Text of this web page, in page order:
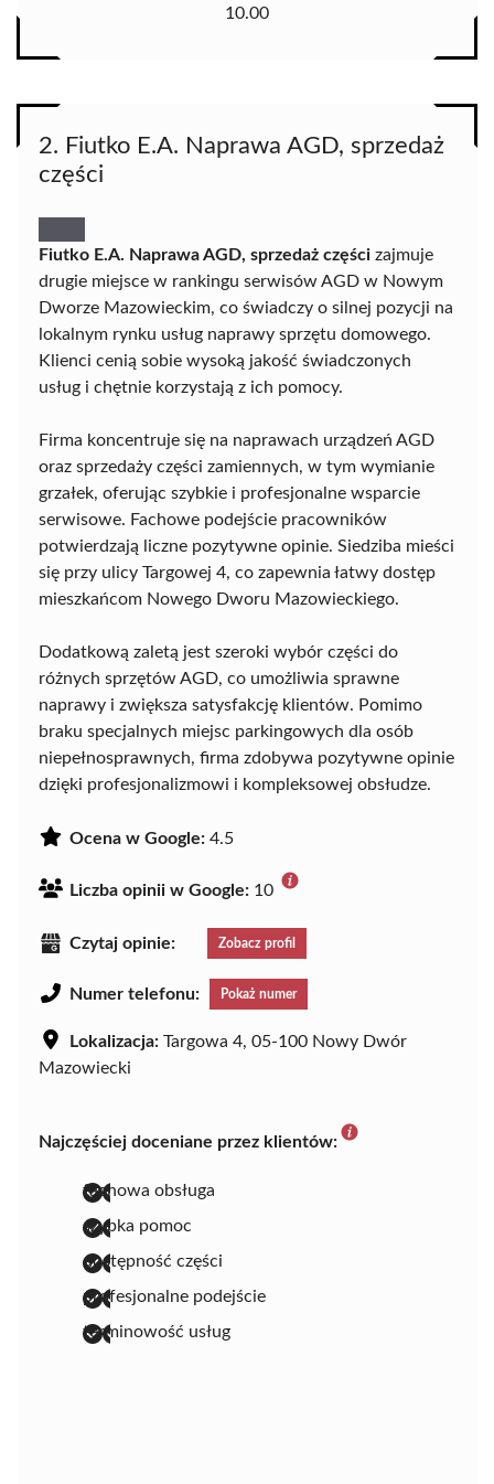
10.00
2. Fiutko E.A. Naprawa AGD, sprzedaż
części
Fiutko E.A. Naprawa AGD, sprzedaż części zajmuje
drugie miejsce w rankingu serwisów AGD w Nowym
Dworze Mazowieckim, co świadczy o silnej pozycji na
lokalnym rynku usług naprawy sprzętu domowego.
Klienci cenią sobie wysoką jakość świadczonych
usług i chętnie korzystają z ich pomocy.
Firma koncentruje się na naprawach urządzeń AGD
oraz sprzedaży części zamiennych, w tym wymianie
grzałek, oferując szybkie i profesjonalne wsparcie
serwisowe. Fachowe podejście pracowników
potwierdzają liczne pozytywne opinie. Siedziba mieści
się przy ulicy Targowej 4, co zapewnia łatwy dostęp
mieszkańcom Nowego Dworu Mazowieckiego.
Dodatkową zaletą jest szeroki wybór części do
różnych sprzętów AGD, co umożliwia sprawne
naprawy i zwiększa satysfakcję klientów. Pomimo
braku specjalnych miejsc parkingowych dla osób
niepełnosprawnych, firma zdobywa pozytywne opinie
dzięki profesjonalizmowi i kompleksowej obsłudze.
Ocena w Google: 4.5
Liczba opinii w Google: 10
Czytaj opinie: Zobacz profil
Numer telefonu: Pokaż numer
Lokalizacja: Targowa 4, 05-100 Nowy Dwór
Mazowiecki
Najczęściej doceniane przez klientów:
fachowa obsługa
szybka pomoc
dostępność części
profesjonalne podejście
terminowość usług